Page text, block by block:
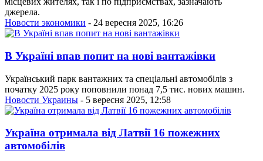
джерела.
Новости экономики - 24 вересня 2025, 16:26
В Україні впав попит на нові вантажівки
Український парк вантажних та спеціальні автомобілів з
початку 2025 року поповнили понад 7,5 тис. нових машин.
Новости Украины - 5 вересня 2025, 12:58
Україна отримала від Латвії 16 пожежних
автомобілів